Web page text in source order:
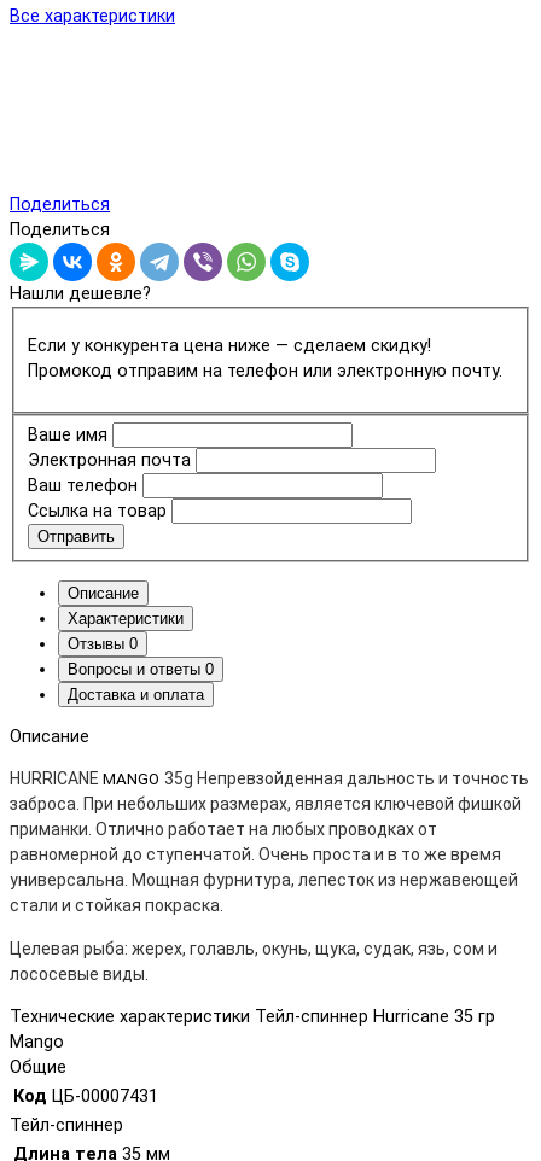
Все характеристики
Поделиться
Поделиться
Нашли дешевле?
Если у конкурента цена ниже — сделаем скидку!
Промокод отправим на телефон или электронную почту.
Ваше имя
Электронная почта
Ваш телефон
Ссылка на товар
Отправить
Описание
Характеристики
Отзывы 0
Вопросы и ответы 0
Доставка и оплата
Описание
HURRICANE MANGO 35g Непревзойденная дальность и точность
заброса. При небольших размерах, является ключевой фишкой
приманки. Отлично работает на любых проводках от
равномерной до ступенчатой. Очень проста и в то же время
универсальна. Мощная фурнитура, лепесток из нержавеющей
стали и стойкая покраска.
Целевая рыба: жерех, голавль, окунь, щука, судак, язь, сом и
лососевые виды.
Технические характеристики Тейл-спиннер Hurricane 35 гр
Mango
Общие
Код ЦБ-00007431
Тейл-спиннер
Длина тела 35 мм